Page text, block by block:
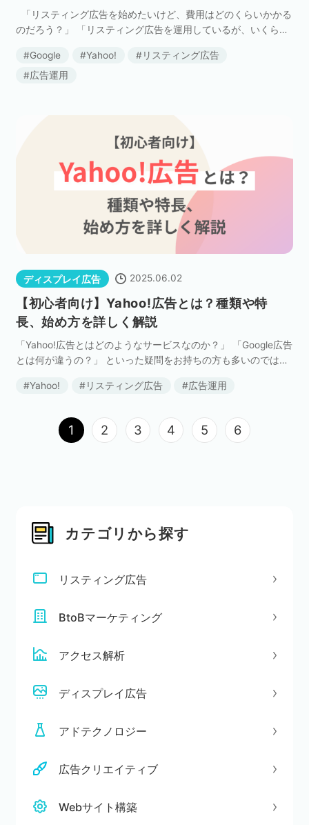
「リスティング広告を始めたいけど、費用はどのくらいかかる
のだろう？」 「リスティング広告を運用しているが、いくら投
はないでしょうか。 リスティング広 […]
Google Yahoo!
リスティング広告
広告運用
ディスプレイ広告 2025.06.02
【初心者向け】Yahoo!広告とは？種類や特
長、始め方を詳しく解説
「Yahoo!広告とはどのようなサービスなのか？」 「Google広告
とは何が違うの？」 といった疑問をお持ちの方も多いのではな
「Yahoo! JAPAN」を […]
Yahoo! リスティング広告 広告運用
1 2 3 4 5 6
カテゴリから探す
リスティング広告
BtoBマーケティング
アクセス解析
ディスプレイ広告
アドテクノロジー
広告クリエイティブ
Webサイト構築